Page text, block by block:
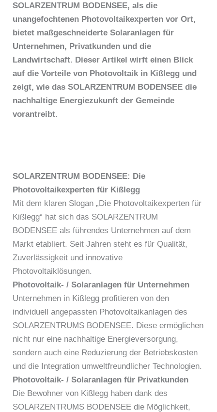
SOLARZENTRUM BODENSEE, als die
unangefochtenen Photovoltaikexperten vor Ort,
bietet maßgeschneiderte Solaranlagen für
Unternehmen, Privatkunden und die
Landwirtschaft. Dieser Artikel wirft einen Blick
auf die Vorteile von Photovoltaik in Kißlegg und
zeigt, wie das SOLARZENTRUM BODENSEE die
nachhaltige Energiezukunft der Gemeinde
vorantreibt.
SOLARZENTRUM BODENSEE: Die
Photovoltaikexperten für Kißlegg
Mit dem klaren Slogan „Die Photovoltaikexperten für
Kißlegg“ hat sich das SOLARZENTRUM
BODENSEE als führendes Unternehmen auf dem
Markt etabliert. Seit Jahren steht es für Qualität,
Zuverlässigkeit und innovative
Photovoltaiklösungen.
Photovoltaik- / Solaranlagen für Unternehmen
Unternehmen in Kißlegg profitieren von den
individuell angepassten Photovoltaikanlagen des
SOLARZENTRUMS BODENSEE. Diese ermöglichen
nicht nur eine nachhaltige Energieversorgung,
sondern auch eine Reduzierung der Betriebskosten
und die Integration umweltfreundlicher Technologien.
Photovoltaik- / Solaranlagen für Privatkunden
Die Bewohner von Kißlegg haben dank des
SOLARZENTRUMS BODENSEE die Möglichkeit,